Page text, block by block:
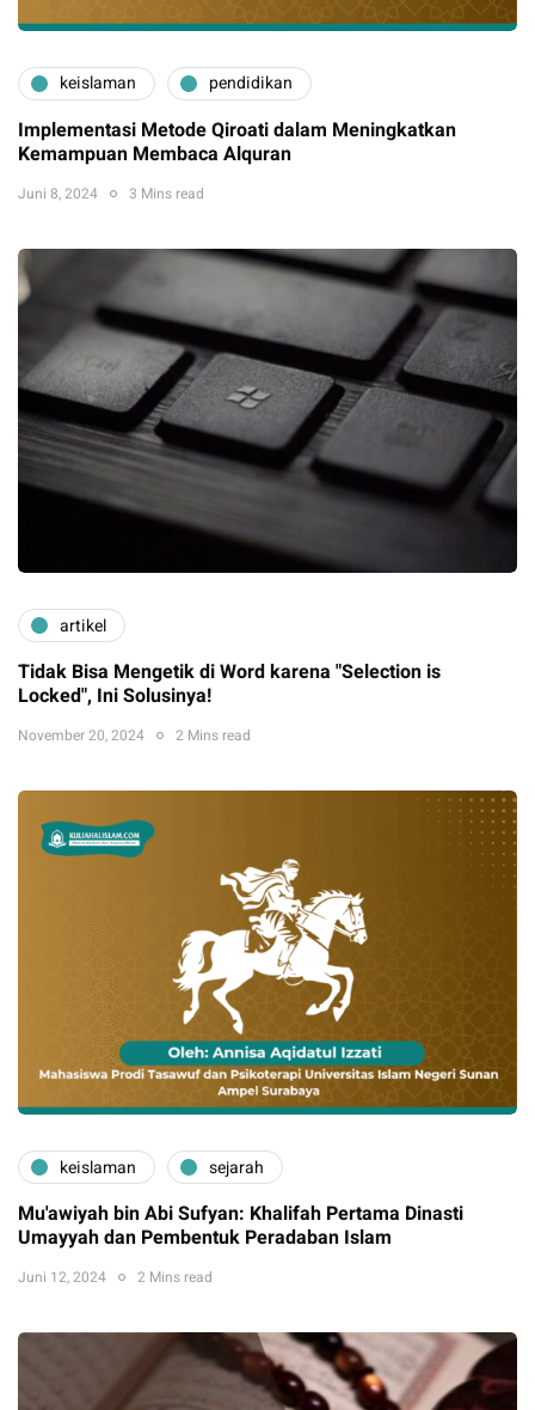
keislaman pendidikan
Implementasi Metode Qiroati dalam Meningkatkan
Kemampuan Membaca Alquran
Juni 8, 2024 3 Mins read
artikel
Tidak Bisa Mengetik di Word karena "Selection is
Locked", Ini Solusinya!
November 20, 2024 2 Mins read
keislaman sejarah
Mu'awiyah bin Abi Sufyan: Khalifah Pertama Dinasti
Umayyah dan Pembentuk Peradaban Islam
Juni 12, 2024 2 Mins read